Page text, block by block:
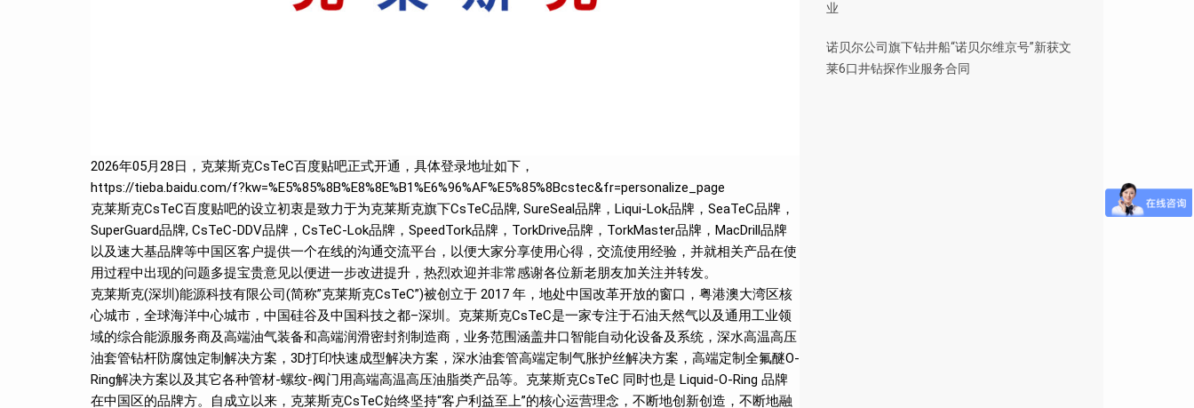
2026年05月28日，克莱斯克CsTeC百度贴吧正式开通，具体登录地址如下，
https://tieba.baidu.com/f?kw=%E5%85%8B%E8%8E%B1%E6%96%AF%E5%85%8Bcstec&fr=personalize_page
克莱斯克CsTeC百度贴吧的设立初衷是致力于为克莱斯克旗下CsTeC品牌, SureSeal品牌，Liqui-Lok品牌，SeaTeC品牌，
SuperGuard品牌, CsTeC-DDV品牌，CsTeC-Lok品牌，SpeedTork品牌，TorkDrive品牌，TorkMaster品牌，MacDrill品牌
以及速大基品牌等中国区客户提供一个在线的沟通交流平台，以便大家分享使用心得，交流使用经验，并就相关产品在使
用过程中出现的问题多提宝贵意见以便进一步改进提升，热烈欢迎并非常感谢各位新老朋友加关注并转发。
克莱斯克(深圳)能源科技有限公司(简称”克莱斯克CsTeC”)被创立于 2017 年，地处中国改革开放的窗口，粤港澳大湾区核
心城市，全球海洋中心城市，中国硅谷及中国科技之都–深圳。克莱斯克CsTeC是一家专注于石油天然气以及通用工业领
域的综合能源服务商及高端油气装备和高端润滑密封剂制造商，业务范围涵盖井口智能自动化设备及系统，深水高温高压
油套管钻杆防腐蚀定制解决方案，3D打印快速成型解决方案，深水油套管高端定制气胀护丝解决方案，高端定制全氟醚O-
Ring解决方案以及其它各种管材-螺纹-阀门用高端高温高压油脂类产品等。克莱斯克CsTeC 同时也是 Liquid-O-Ring 品牌
在中国区的品牌方。自成立以来，克莱斯克CsTeC始终坚持“客户利益至上”的核心运营理念，不断地创新创造，不断地融
业
诺贝尔公司旗下钻井船“诺贝尔维京号”新获文
莱6口井钻探作业服务合同